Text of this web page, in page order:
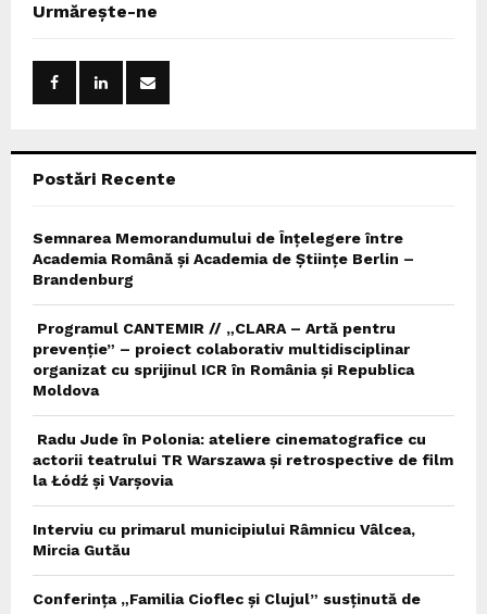
h
Urmărește-ne
Postări Recente
Semnarea Memorandumului de Înțelegere între
Academia Română și Academia de Științe Berlin –
Brandenburg
Programul CANTEMIR // „CLARA – Artă pentru
prevenție” – proiect colaborativ multidisciplinar
organizat cu sprijinul ICR în România și Republica
Moldova
Radu Jude în Polonia: ateliere cinematografice cu
actorii teatrului TR Warszawa și retrospective de film
la Łódź și Varșovia
Interviu cu primarul municipiului Râmnicu Vâlcea,
Mircia Gutău
Conferința „Familia Cioflec și Clujul” susținută de